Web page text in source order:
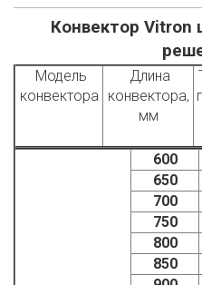
Конвектор Vitron
Модель
конвектора
Длина
конвектора,
мм
600
650
700
750
800
850